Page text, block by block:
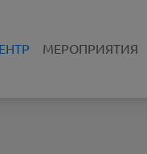
МЕРОПРИЯТИЯ